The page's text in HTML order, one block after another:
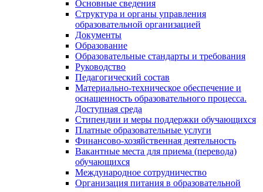
Основные сведения
Структура и органы управления
образовательной организацией
Документы
Образование
Образовательные стандарты и требования
Руководство
Педагогический состав
Материально-техническое обеспечение и
оснащенность образовательного процесса.
Доступная среда
Стипендии и меры поддержки обучающихся
Платные образовательные услуги
Финансово-хозяйственная деятельность
Вакантные места для приема (перевода)
обучающихся
Международное сотрудничество
Организация питания в образовательной